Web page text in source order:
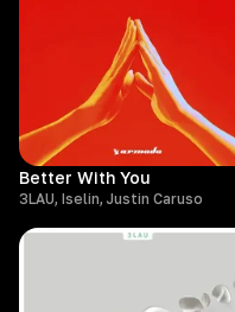
Better With You
3LAU, Iselin, Justin Caruso